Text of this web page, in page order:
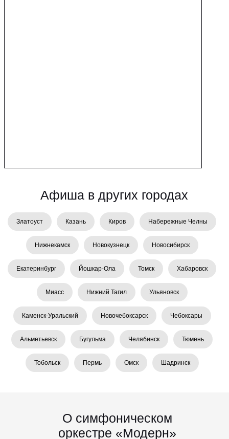
Златоуст Казань Киров Набережные Челны
Нижнекамск Новокузнецк Новосибирск
Екатеринбург Йошкар-Ола Томск Хабаровск
Миасс Нижний Тагил Ульяновск
Каменск-Уральский Новочебоксарск Чебоксары
Альметьевск Бугульма Челябинск Тюмень
Тобольск Пермь Омск Шадринск
О симфоническом
оркестре «Модерн»